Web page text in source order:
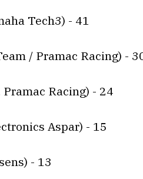
Tech3) - 41
/ Pramac Racing) -
Pramac Racing) - 24
Aspar) - 15
- 13